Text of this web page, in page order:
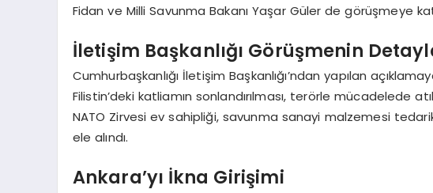
Fidan ve Milli Savunma Bakanı Yaşar Güler de görüşmeye
İletişim Başkanlığı Görüşmenin
Cumhurbaşkanlığı İletişim Başkanlığı’ndan yapılan
Filistin’deki katliamın sonlandırılması, terörle mücadelede
NATO Zirvesi ev sahipliği, savunma sanayi malzemesi tedarik
ele alındı.
Ankara’yı İkna Girişimi